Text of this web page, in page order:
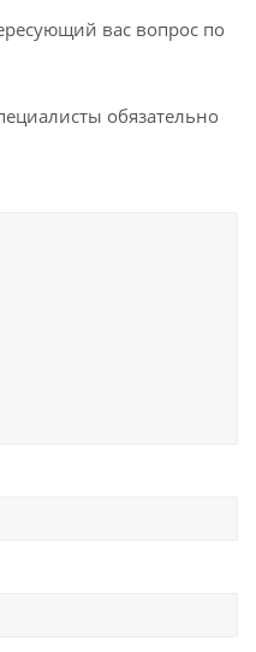
вас вопрос по
обязательно